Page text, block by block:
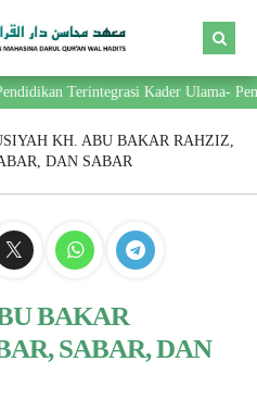
Terintegrasi Kader Ulama-
KH. ABU BAKAR RAHZIZ,
DAN SABAR
BAKAR
SABAR, DAN